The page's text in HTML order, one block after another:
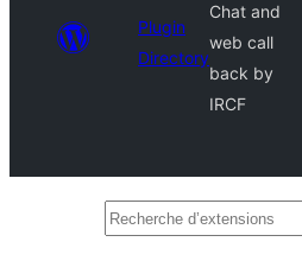
Plugin
Directory
Chat and
web call
back by
IRCF
Recherche